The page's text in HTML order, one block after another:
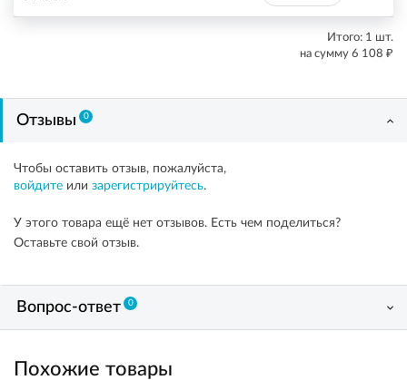
Итого: 1 шт.
на сумму 6 108 ₽
Отзывы 0
Чтобы оставить отзыв, пожалуйста,
войдите или зарегистрируйтесь.
У этого товара ещё нет отзывов. Есть чем поделиться?
Оставьте свой отзыв.
Вопрос-ответ 0
Похожие товары